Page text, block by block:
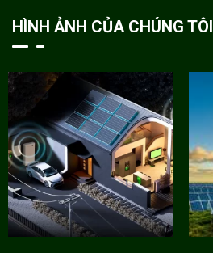
HÌNH ẢNH CỦA CHÚNG TÔI